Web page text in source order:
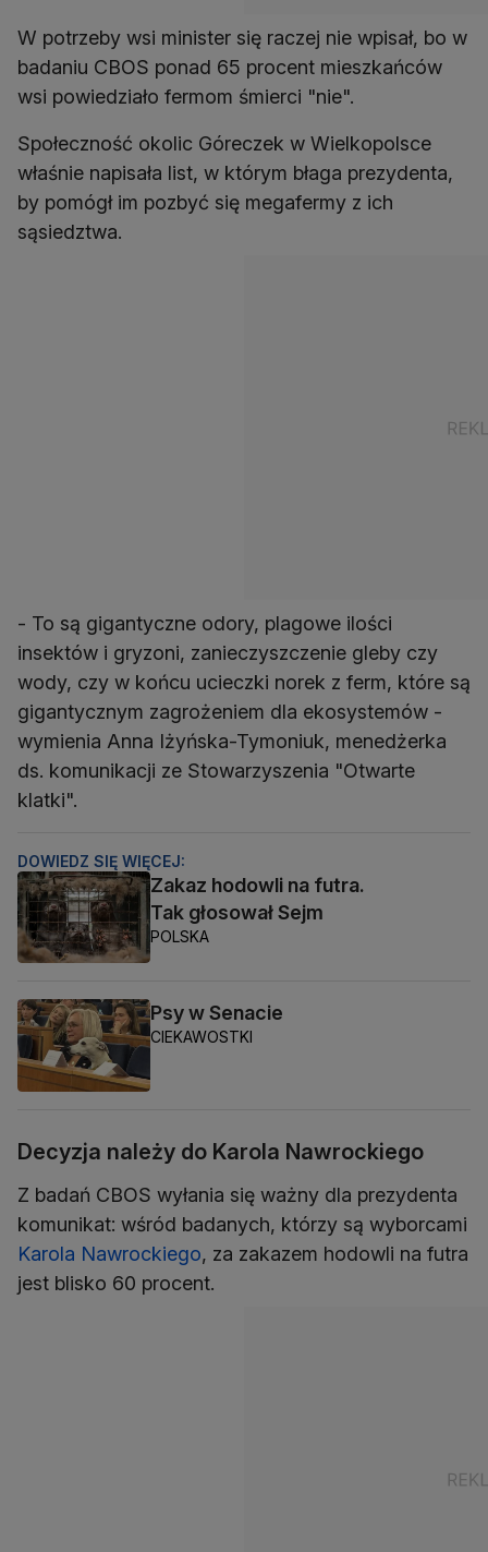
W potrzeby wsi minister się raczej nie wpisał, bo w
badaniu CBOS ponad 65 procent mieszkańców
wsi powiedziało fermom śmierci "nie".
Społeczność okolic Góreczek w Wielkopolsce
właśnie napisała list, w którym błaga prezydenta,
by pomógł im pozbyć się megafermy z ich
sąsiedztwa.
- To są gigantyczne odory, plagowe ilości
insektów i gryzoni, zanieczyszczenie gleby czy
wody, czy w końcu ucieczki norek z ferm, które są
gigantycznym zagrożeniem dla ekosystemów -
wymienia Anna Iżyńska-Tymoniuk, menedżerka
ds. komunikacji ze Stowarzyszenia "Otwarte
klatki".
DOWIEDZ SIĘ WIĘCEJ:
Zakaz hodowli na futra.
Tak głosował Sejm
POLSKA
Psy w Senacie
CIEKAWOSTKI
Decyzja należy do Karola Nawrockiego
Z badań CBOS wyłania się ważny dla prezydenta
komunikat: wśród badanych, którzy są wyborcami
Karola Nawrockiego, za zakazem hodowli na futra
jest blisko 60 procent.